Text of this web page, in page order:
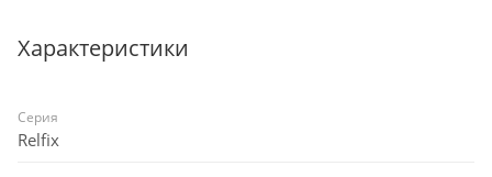
Характеристики
Серия
Relfix